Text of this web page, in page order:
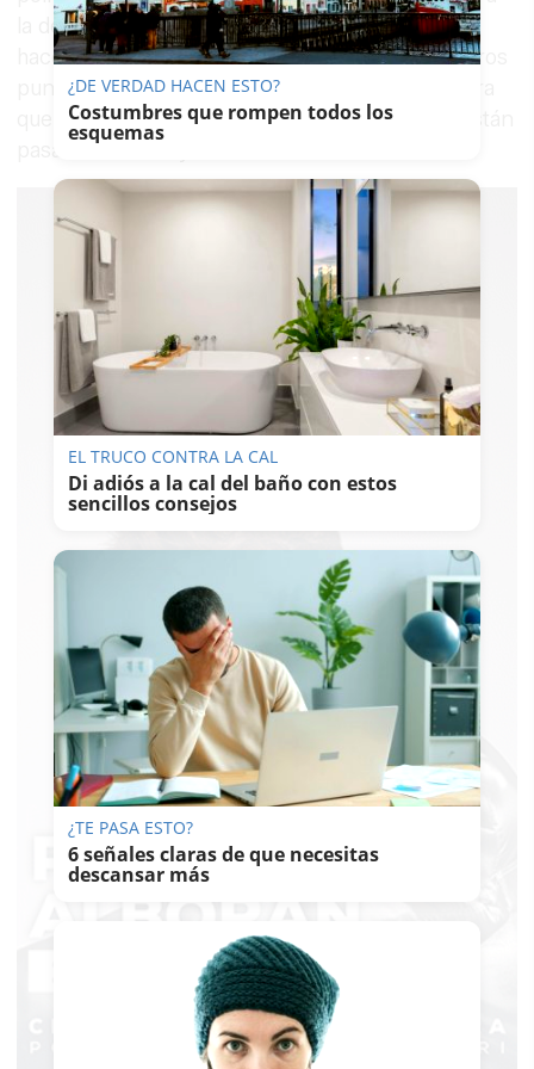
la de Galicia y el País Vasco. Siempre está bien
hacer autocrítica pero nosotros tenemos nuestros
puntos claros, que son la unidad y el diálogo para
que haya una izquierda fuerte. Las divisiones están
pasando factura y solo benefician a la derecha.
¿DE VERDAD HACEN ESTO?
Costumbres que rompen todos los
esquemas
EL TRUCO CONTRA LA CAL
Di adiós a la cal del baño con estos
sencillos consejos
¿TE PASA ESTO?
6 señales claras de que necesitas
descansar más